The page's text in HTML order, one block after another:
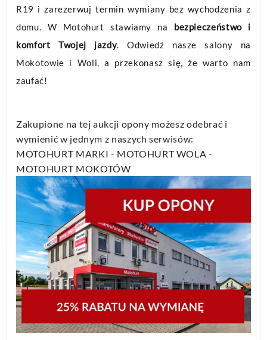
R19 i zarezerwuj termin wymiany bez wychodzenia z
domu. W Motohurt stawiamy na bezpieczeństwo i
komfort Twojej jazdy. Odwiedź nasze salony na
Mokotowie i Woli, a przekonasz się, że warto nam
zaufać!
Zakupione na tej aukcji opony możesz odebrać i
wymienić w jednym z naszych serwisów:
MOTOHURT MARKI - MOTOHURT WOLA -
MOTOHURT MOKOTÓW